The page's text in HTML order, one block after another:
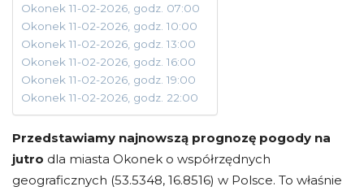
Okonek 11-02-2026, godz. 07:00
Okonek 11-02-2026, godz. 10:00
Okonek 11-02-2026, godz. 13:00
Okonek 11-02-2026, godz. 16:00
Okonek 11-02-2026, godz. 19:00
Okonek 11-02-2026, godz. 22:00
Przedstawiamy najnowszą prognozę pogody na
jutro dla miasta Okonek o współrzędnych
geograficznych (53.5348, 16.8516) w Polsce. To właśnie